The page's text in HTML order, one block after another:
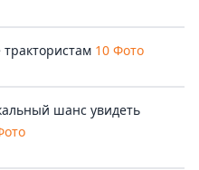
10 Фото
шанс увидеть